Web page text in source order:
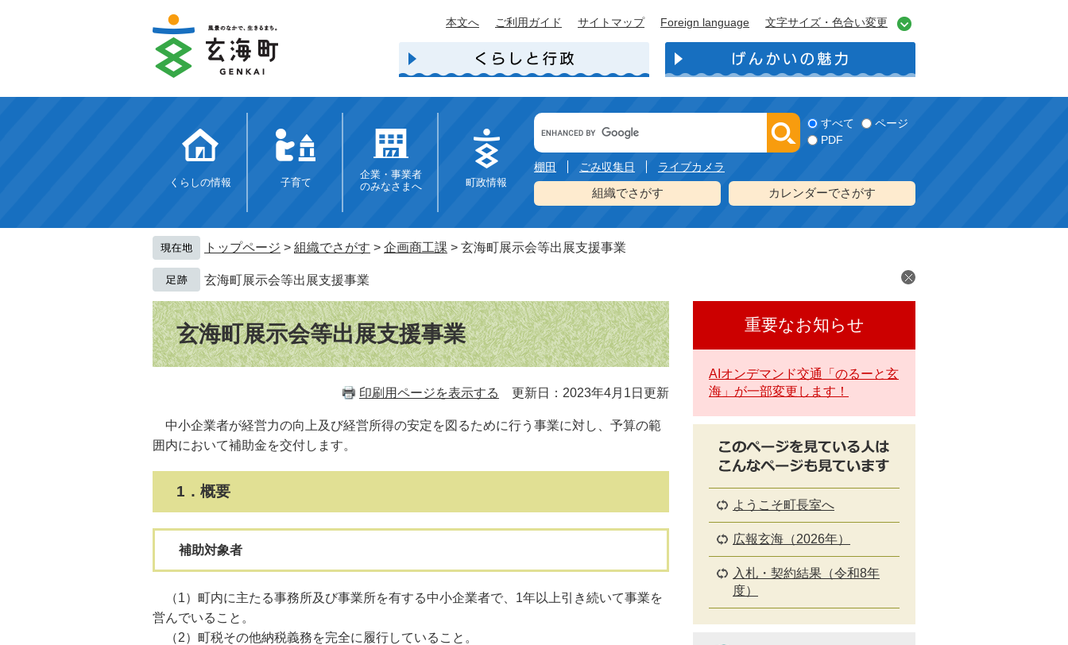
本文へ ご利用ガイド サイトマップ Foreign language 文字サイズ・色合い変更
くらしの情報 子育て
企業・事業者
のみなさまへ
町政情報
Google
カ
ス
タ
ム
検
索
すべて
ページ
PDF
棚田 ごみ収集日 ライブカメラ
組織でさがす カレンダーでさがす
トップページ > 組織でさがす > 企画商工課 > 玄海町展示会等出展支援事業
玄海町展示会等出展支援事業
本
文
玄海町展示会等出展支援事業
印刷用ページを表示する 更新日：2023年4月1日更新
中小企業者が経営力の向上及び経営所得の安定を図るために行う事業に対し、予算の範
囲内において補助金を交付します。
1．概要
補助対象者
（1）町内に主たる事務所及び事業所を有する中小企業者で、1年以上引き続いて事業を
営んでいること。
（2）町税その他納税義務を完全に履行していること。
重要なお知らせ
AIオンデマンド交通「のるーと玄
海」が一部変更します！
は
ようこそ町長室へ
広報玄海（2026年）
入札・契約結果（令和8年
度）